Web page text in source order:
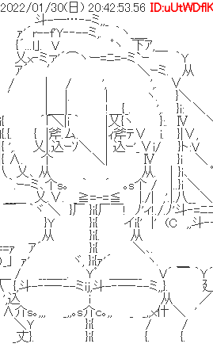
2022/01/30(日) 20:42:53.56
ミ,,_
ミ,. ｀ヽ_＿
ﾟヽ 下ｱ,＿
ヽー=ﾆ=-ミ`ｰ ｀Y
＼ｰミ. 从
', ',. ∨
| ヽ. }＼
!＿{_. ',. }i: ＼
｀ |乂{ヽ }:. Ⅳ
.ム. |ｨ斧ﾃ∨ i. }|∨,
ｿ＼ ｜込ｰ'_∨i/ }ト:V
Ⅳ }i ＼ ＼ ＼ では、
从 从. ｜}i､ ﾟ
s｡ ｀ ´ ｡s个 / |..}i ＼
_≧=-=≦ |./| ,'.|.八
＼ }厂 }i{厂￣! ﾉ'ィ!./.ﾉ'斗
イi{' |' (C ,,斗‐‐‐､∨.
}i{. 从 }i. ＼厶
}i{ ＼､. 从≧=‐-
ｧ' ヾ, }i{ｧ'´ ヽ. ＿ ,,ｲ
＿__. Ｙ゜ ＿＿__ V´ ￣
ミij,斗-‐―‐--ミ,,}.
从 ／´ 人
_,,｡s介c｡,, _ _,,x
}i{ / / }i
}i{ {. {.